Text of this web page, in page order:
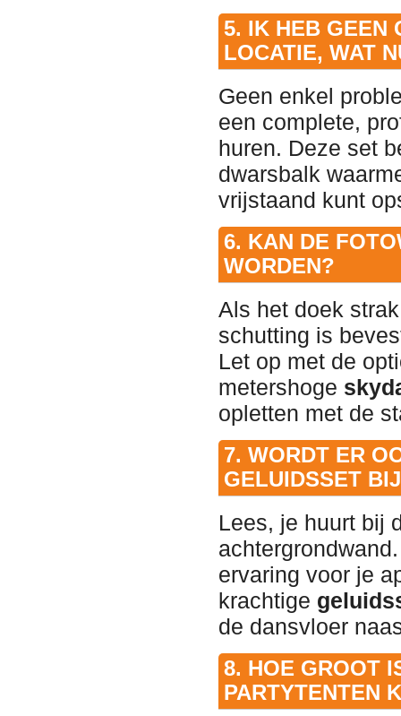
5. IK HEB GEEN
LOCATIE, WAT
Geen enkel
een complete,
huren. Deze set
dwarsbalk
vrijstaand kunt
6. KAN DE
WORDEN?
Als het doek
schutting is
Let op met de
metershoge
opletten met de
7. WORDT ER
GELUIDSSET
Lees, je huurt bij
ervaring voor je
krachtige
de dansvloer
8. HOE GROOT
PARTYTENTEN